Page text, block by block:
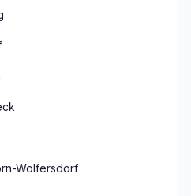
Wolfersdorf